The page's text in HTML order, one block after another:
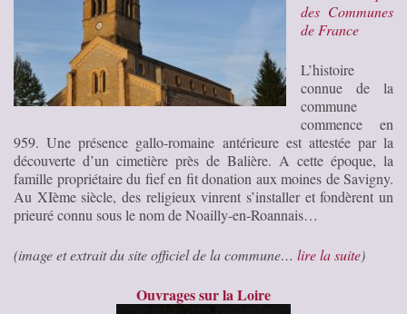
des Communes
de France
L’histoire
connue de la
commune
commence en
959. Une présence gallo-romaine antérieure est attestée par la
découverte d’un cimetière près de Balière. A cette époque, la
famille propriétaire du fief en fit donation aux moines de Savigny.
Au XIème siècle, des religieux vinrent s’installer et fondèrent un
prieuré connu sous le nom de Noailly-en-Roannais…
(image et extrait du site officiel de la commune… lire la suite)
Ouvrages sur la Loire